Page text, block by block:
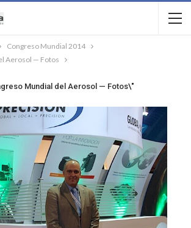
Congreso Mundial 2014
Aerosol — Fotos
Mundial del Aerosol — Fotos\"